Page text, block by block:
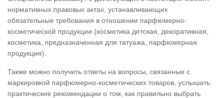
нормативных правовых актах, устанавливающих
обязательные требования в отношении парфюмерно-
косметической продукции (косметика детская, декоративная,
косметика, предназначенная для татуажа, парфюмерная
продукция).
Также можно получить ответы на вопросы, связанные с
маркировкой парфюмерно-косметических товаров, услышать
практические рекомендации о том, как правильно выбрать